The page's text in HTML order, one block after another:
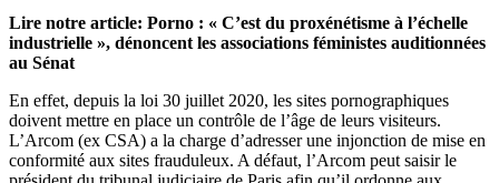
Lire notre article: Porno : « C’est du proxénétisme à l’échelle
industrielle », dénoncent les associations féministes auditionnées
au Sénat
En effet, depuis la loi 30 juillet 2020, les sites pornographiques
doivent mettre en place un contrôle de l’âge de leurs visiteurs.
L’Arcom (ex CSA) a la charge d’adresser une injonction de mise en
conformité aux sites frauduleux. A défaut, l’Arcom peut saisir le